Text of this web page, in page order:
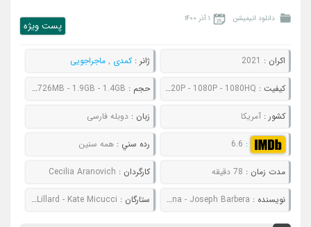
دانلود انیمیشن ۱ آذر ۱۴۰۰
پست ويژه
اکران : 2021 ژانر :کمدی , ماجراجویی
کيفيت : 480P - 720P - 1080P - 1080HQ حجم : 510MB - 726MB - 1.9GB - 1.4GB
کشور :آمریکا زبان : دوبله فارسی
:
6.6 رده سني : همه سنین
مدت زمان : 78 دقیقه کارگردان : Cecilia Aranovich
نويسنده : Michael Ryan - William Hanna - Joseph Barbera ستارگان : Frank Welker - Grey Griffin - Matthew Lillard - Kate Micucci